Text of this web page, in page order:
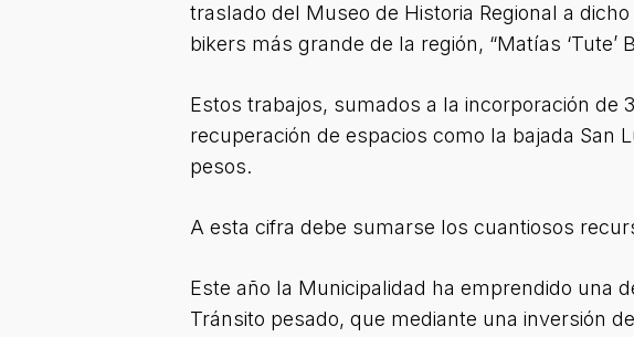
traslado del Museo de Historia Regional a
bikers más grande de la región, “Matías
Estos trabajos, sumados a la incorporación de
recuperación de espacios como la bajada San
pesos.
A esta cifra debe sumarse los cuantiosos
Este año la Municipalidad ha emprendido una
Tránsito pesado, que mediante una inversión